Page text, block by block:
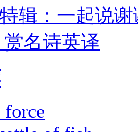
辑：一起说谢
名诗英译
force